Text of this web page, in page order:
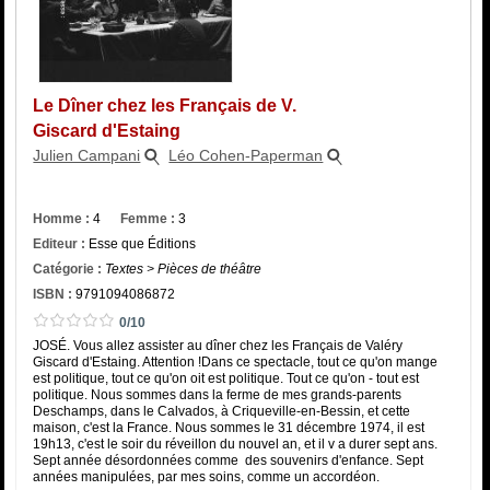
Catégorie
Le Dîner chez les Français de V.
Giscard d'Estaing
Julien Campani Léo Cohen-Paperman
Homme : 4 Femme : 3
Editeur : Esse que Éditions
Catégorie : Textes > Pièces de théâtre
ISBN : 9791094086872
0/10
JOSÉ. Vous allez assister au dîner chez les Français de Valéry
Giscard d'Estaing. Attention !Dans ce spectacle, tout ce qu'on mange
est politique, tout ce qu'on oit est politique. Tout ce qu'on - tout est
politique. Nous sommes dans la ferme de mes grands-parents
Deschamps, dans le Calvados, à Criqueville-en-Bessin, et cette
maison, c'est la France. Nous sommes le 31 décembre 1974, il est
19h13, c'est le soir du réveillon du nouvel an, et il v a durer sept ans.
Sept année désordonnées comme des souvenirs d'enfance. Sept
années manipulées, par mes soins, comme un accordéon.